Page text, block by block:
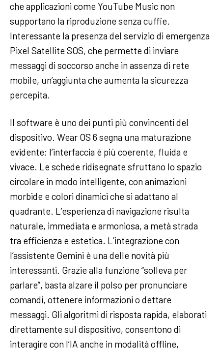
che applicazioni come YouTube Music non
supportano la riproduzione senza cuffie.
Interessante la presenza del servizio di emergenza
Pixel Satellite SOS, che permette di inviare
messaggi di soccorso anche in assenza di rete
mobile, un’aggiunta che aumenta la sicurezza
percepita.
Il software è uno dei punti più convincenti del
dispositivo. Wear OS 6 segna una maturazione
evidente: l’interfaccia è più coerente, fluida e
vivace. Le schede ridisegnate sfruttano lo spazio
circolare in modo intelligente, con animazioni
morbide e colori dinamici che si adattano al
quadrante. L’esperienza di navigazione risulta
naturale, immediata e armoniosa, a metà strada
tra efficienza e estetica. L’integrazione con
l’assistente Gemini è una delle novità più
interessanti. Grazie alla funzione “solleva per
parlare”, basta alzare il polso per pronunciare
comandi, ottenere informazioni o dettare
messaggi. Gli algoritmi di risposta rapida, elaborati
direttamente sul dispositivo, consentono di
interagire con l’IA anche in modalità offline,